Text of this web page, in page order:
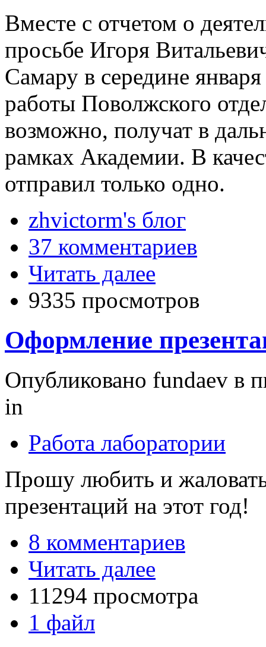
Вместе с отчетом о
просьбе Игоря
Самару в середине
работы Поволжского
возможно, получат в
рамках Академии. В
отправил только одно.
zhvictorm's блог
37 комментариев
Читать далее
9335 просмотров
Оформление
Опубликовано fundaev в
in
Работа лаборатории
Прошу любить и
презентаций на этот год!
8 комментариев
Читать далее
11294 просмотра
1 файл